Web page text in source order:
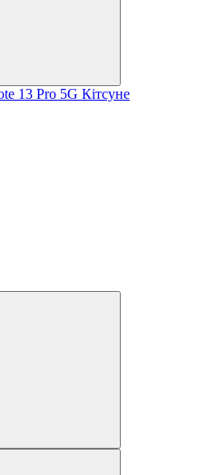
13 Pro 5G Кітсуне